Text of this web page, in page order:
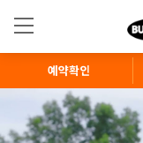
국내골프
일본골프
제주골프
예약확인